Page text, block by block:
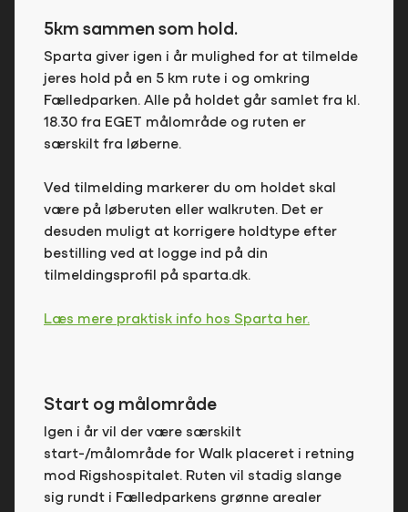
5km sammen som hold.
Sparta giver igen i år mulighed for at tilmelde
jeres hold på en 5 km rute i og omkring
Fælledparken. Alle på holdet går samlet fra kl.
18.30 fra EGET målområde og ruten er
særskilt fra løberne.
Ved tilmelding markerer du om holdet skal
være på løberuten eller walkruten. Det er
desuden muligt at korrigere holdtype efter
bestilling ved at logge ind på din
tilmeldingsprofil på sparta.dk.
Læs mere praktisk info hos Sparta her.
Start og målområde
Igen i år vil der være særskilt
start-/målområde for Walk placeret i retning
mod Rigshospitalet. Ruten vil stadig slange
sig rundt i Fælledparkens grønne arealer